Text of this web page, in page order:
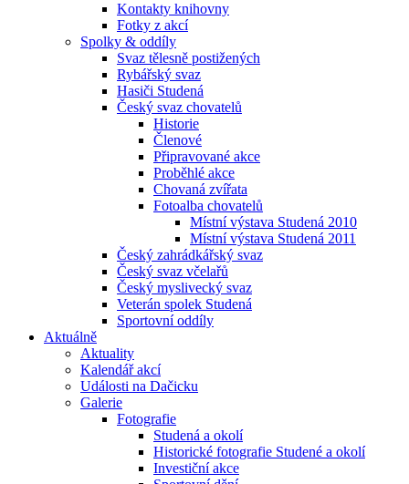
Kontakty knihovny
Fotky z akcí
Spolky & oddíly
Svaz tělesně postižených
Rybářský svaz
Hasiči Studená
Český svaz chovatelů
Historie
Členové
Připravované akce
Proběhlé akce
Chovaná zvířata
Fotoalba chovatelů
Místní výstava Studená 2010
Místní výstava Studená 2011
Český zahrádkářský svaz
Český svaz včelařů
Český myslivecký svaz
Veterán spolek Studená
Sportovní oddíly
Aktuálně
Aktuality
Kalendář akcí
Události na Dačicku
Galerie
Fotografie
Studená a okolí
Historické fotografie Studené a okolí
Investiční akce